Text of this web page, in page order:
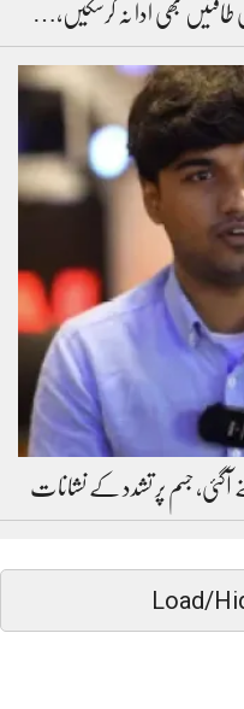
طاقتیں بھی ادا نہ کرسکیں،…
آگئی، جسم پر تشدد کے نشانات
Load/